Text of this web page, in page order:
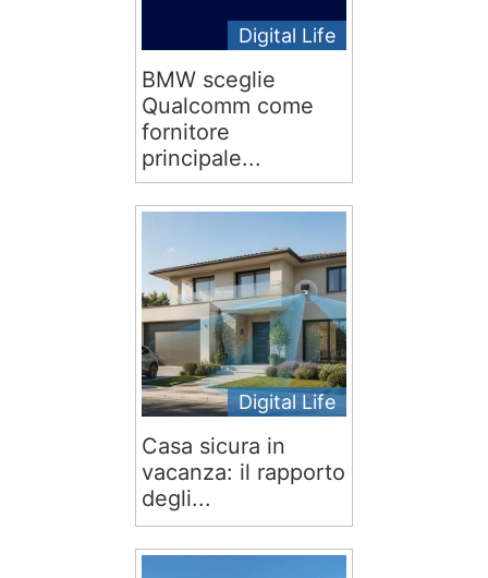
Digital Life
BMW sceglie
Qualcomm come
fornitore
principale...
Digital Life
Casa sicura in
vacanza: il rapporto
degli...